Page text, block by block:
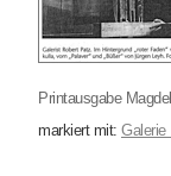
Printausgabe
markiert mit: Galerie